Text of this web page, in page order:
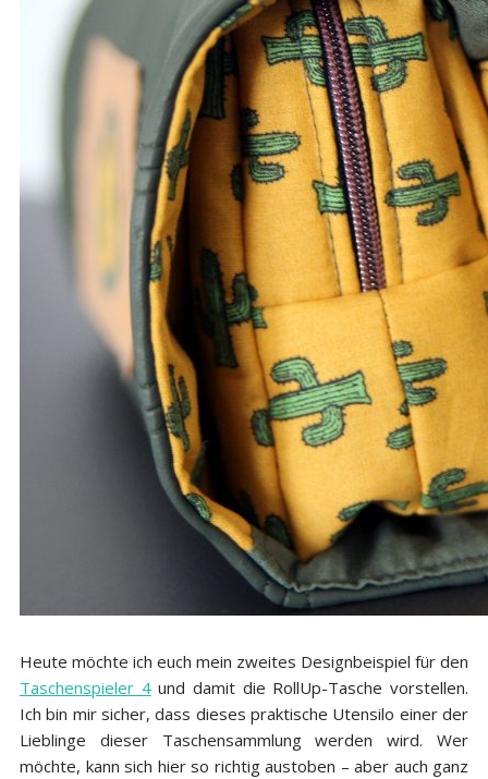
Heute möchte ich euch mein zweites Designbeispiel für den
Taschenspieler 4und damit die RollUp-Tasche vorstellen.
Ich bin mir sicher, dass dieses praktische Utensilo einer der
Lieblinge dieser Taschensammlung werden wird. Wer
möchte, kann sich hier so richtig austoben – aber auch ganz